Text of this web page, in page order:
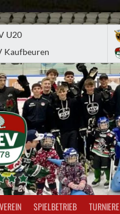
U20
Kaufbeuren
VEREIN SPIELBETRIEB TURNIERE